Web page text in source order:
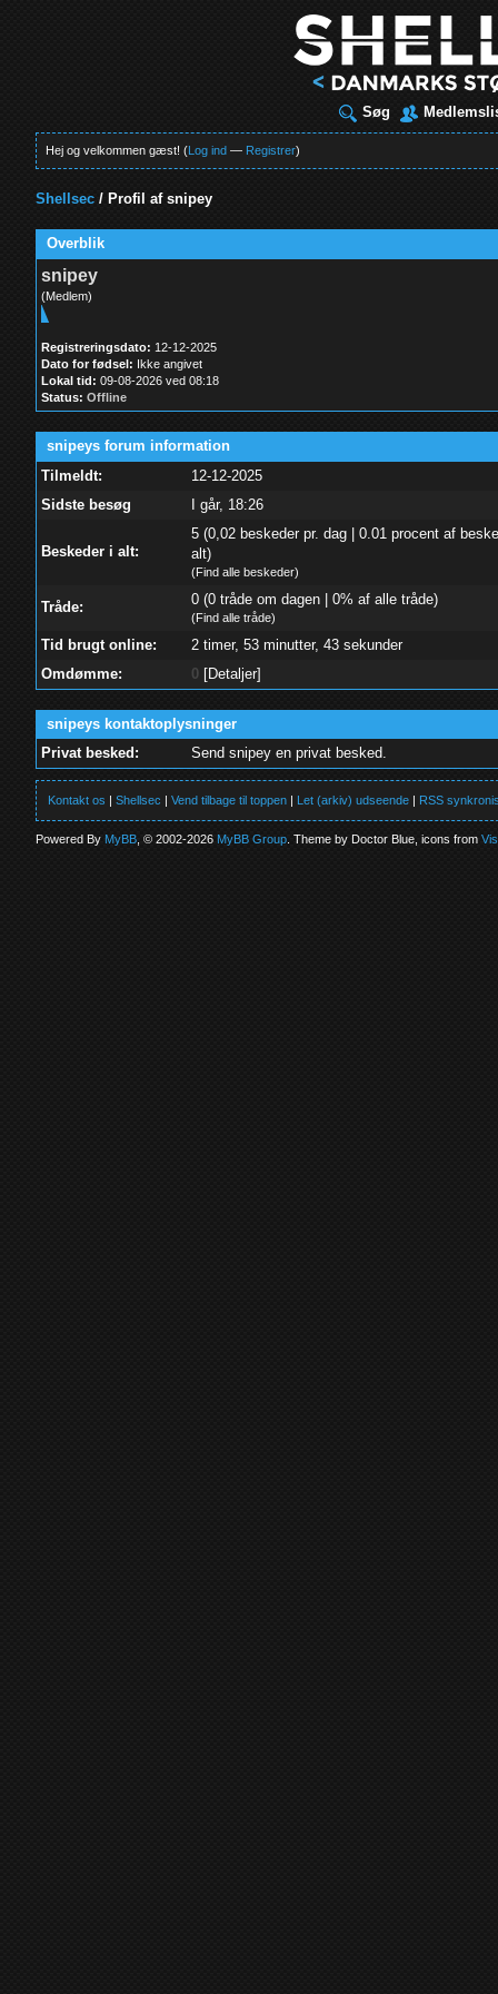
Søg
Hej og velkommen gæst! (Log ind — Registrer)
Shellsec / Profil af snipey
Overblik
snipey
(Medlem)
Registreringsdato: 12-12-2025
Dato for fødsel: Ikke angivet
Lokal tid: 09-08-2026 ved 08:18
Status: Offline
snipeys forum information
Tilmeldt:
12-12-2025
Sidste besøg
I går, 18:26
Beskeder i alt:
5 (0,02 beskeder pr. dag | 0.01 procent af
alt)
(Find alle beskeder)
Tråde: 0 (0 tråde om dagen | 0% af alle tråde)
(Find alle tråde)
Tid brugt online:
2 timer, 53 minutter, 43 sekunder
Omdømme:
0 [Detaljer]
snipeys kontaktoplysninger
Privat besked:
Send snipey en privat besked.
Kontakt os |Shellsec |Vend tilbage til toppen | Let (arkiv) udseende | RSS
Powered ByMyBB , © 2002-2026MyBB Group . Theme by Doctor Blue, icons from